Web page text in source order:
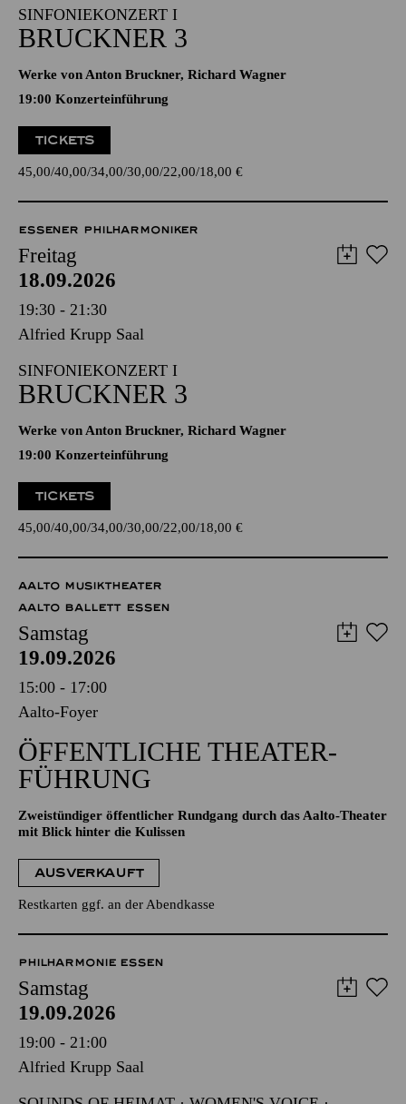
SINFONIEKONZERT I
BRUCKNER 3
Werke von Anton Bruckner, Richard Wagner
19:00 Konzerteinführung
TICKETS
45,00 40,00 34,00 30,00 22,00 18,00 €
ESSENER PHILHARMONIKER
Freitag
18.09.2026
19:30 - 21:30
Alfried Krupp Saal
SINFONIEKONZERT I
BRUCKNER 3
Werke von Anton Bruckner, Richard Wagner
19:00 Konzerteinführung
TICKETS
45,00 40,00 34,00 30,00 22,00 18,00 €
AALTO MUSIKTHEATER
AALTO BALLETT ESSEN
Samstag
19.09.2026
15:00 - 17:00
Aalto-Foyer
ÖFFENTLICHE THEATER­
FÜHRUNG
Zweistündiger öffentlicher Rundgang durch das Aalto-Theater
mit Blick hinter die Kulissen
AUSVERKAUFT
Restkarten ggf. an der Abendkasse
PHILHARMONIE ESSEN
Samstag
19.09.2026
19:00 - 21:00
Alfried Krupp Saal